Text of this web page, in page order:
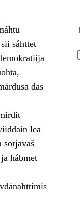
sáhttet
das
lea
sorjavaš
hábmet